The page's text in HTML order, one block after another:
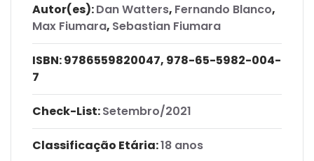
Autor(es):Dan Watters, Fernando Blanco,
Max Fiumara, Sebastian Fiumara
ISBN:9786559820047, 978-65-5982-004-
7
Check-List:Setembro/2021
Classificação Etária:18 anos